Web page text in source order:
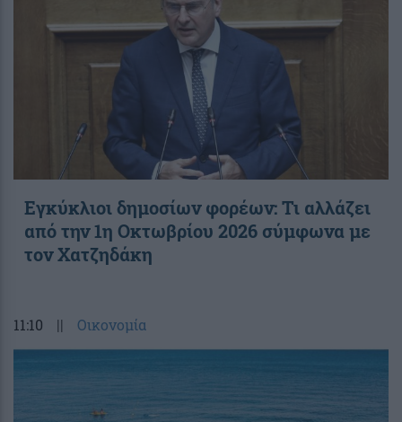
Εγκύκλιοι δημοσίων φορέων: Τι αλλάζει
από την 1η Οκτωβρίου 2026 σύμφωνα με
τον Χατζηδάκη
11:10 || Οικονομία